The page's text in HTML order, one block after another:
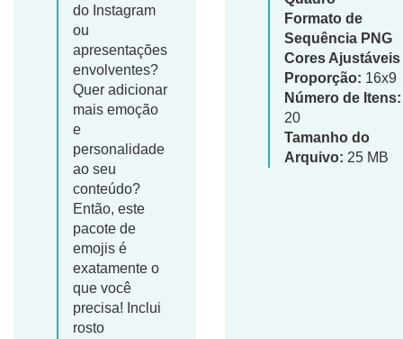
do Instagram
ou
apresentações
envolventes?
Quer adicionar
mais emoção
e
personalidade
ao seu
conteúdo?
Então, este
pacote de
emojis é
exatamente o
que você
precisa! Inclui
rosto
Formato de
Sequência PNG
Cores Ajustáveis
Proporção: 16x9
Número de Itens:
20
Tamanho do
Arquivo: 25 MB